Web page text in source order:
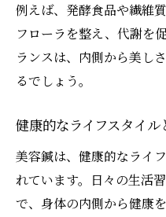
例えば、発酵食品や繊維
フローラを整え、代謝を
ランスは、内側から美し
るでしょう。
健康的なライフスタイ
美容鍼は、健康的なライ
れています。日々の生活
で、身体の内側から健康